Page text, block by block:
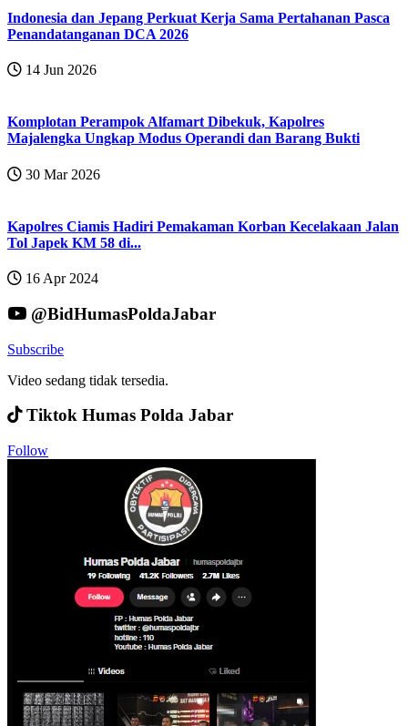
Indonesia dan Jepang Perkuat Kerja Sama Pertahanan Pasca
Penandatanganan DCA 2026
14 Jun 2026
Komplotan Perampok Alfamart Dibekuk, Kapolres
Majalengka Ungkap Modus Operandi dan Barang Bukti
30 Mar 2026
Kapolres Ciamis Hadiri Pemakaman Korban Kecelakaan Jalan
Tol Japek KM 58 di...
16 Apr 2024
@BidHumasPoldaJabar
Subscribe
Video sedang tidak tersedia.
Tiktok Humas Polda Jabar
Follow